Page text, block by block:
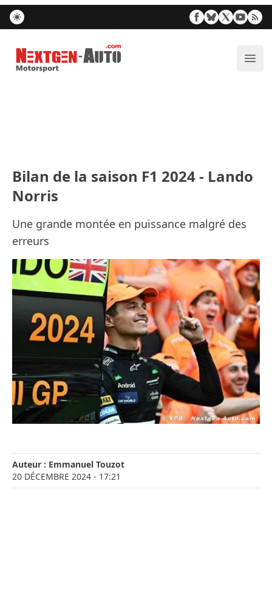
Nextgen-Auto.com
Bilan de la saison F1 2024 - Lando
Norris
Une grande montée en puissance malgré des
erreurs
Auteur : Emmanuel Touzot
20 DÉCEMBRE 2024 - 17:21